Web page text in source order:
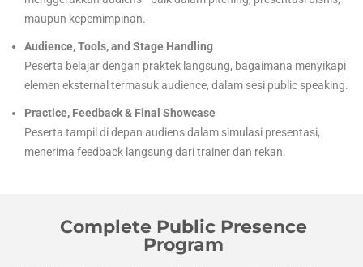
maupun kepemimpinan.
Audience, Tools, and Stage Handling
Peserta belajar dengan praktek langsung, bagaimana menyikapi
elemen eksternal termasuk audience, dalam sesi public speaking.
Practice, Feedback & Final Showcase
Peserta tampil di depan audiens dalam simulasi presentasi,
menerima feedback langsung dari trainer dan rekan.
Complete Public Presence
Program